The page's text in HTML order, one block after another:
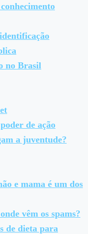
no Brasil
de ação
a juventude?
e mama é um dos
vêm os spams?
de dieta para